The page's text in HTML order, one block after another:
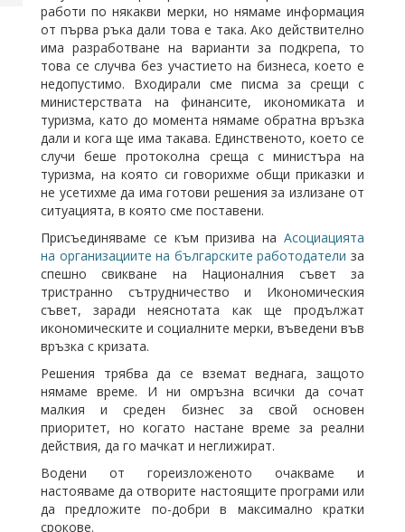
работи по някакви мерки, но нямаме информация
от първа ръка дали това е така. Ако действително
има разработване на варианти за подкрепа, то
това се случва без участието на бизнеса, което е
недопустимо. Входирали сме писма за срещи с
министерствата на финансите, икономиката и
туризма, като до момента нямаме обратна връзка
дали и кога ще има такава. Единственото, което се
случи беше протоколна среща с министъра на
туризма, на която си говорихме общи приказки и
не усетихме да има готови решения за излизане от
ситуацията, в която сме поставени.
Присъединяваме се към призива на Асоциацията
на организациите на българските работодатели за
спешно свикване на Националния съвет за
тристранно сътрудничество и Икономическия
съвет, заради неяснотата как ще продължат
икономическите и социалните мерки, въведени във
връзка с кризата.
Решения трябва да се вземат веднага, защото
нямаме време. И ни омръзна всички да сочат
малкия и среден бизнес за свой основен
приоритет, но когато настане време за реални
действия, да го мачкат и неглижират.
Водени от гореизложеното очакваме и
настояваме да отворите настоящите програми или
да предложите по-добри в максимално кратки
срокове.